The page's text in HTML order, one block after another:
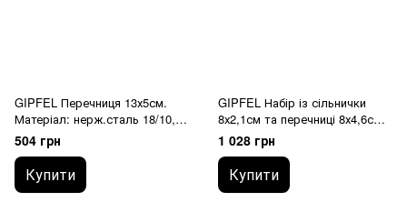
GIPFEL Перечниця 13х5см.
Матеріал: нерж.сталь 18/10,
пластик 6292 GIPFEL
504 грн
Купити
GIPFEL Набір із сільнички
8х2,1см та перечниці 8х4,6см.
Матеріал: нерж.сталь 18/10
6295 GIPFEL
1 028 грн
Купити